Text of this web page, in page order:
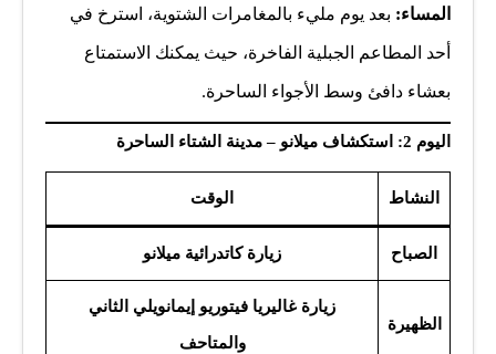
المساء: بعد يوم مليء بالمغامرات الشتوية، استرخ في
أحد المطاعم الجبلية الفاخرة، حيث يمكنك الاستمتاع
بعشاء دافئ وسط الأجواء الساحرة.
اليوم 2: استكشاف ميلانو – مدينة الشتاء الساحرة
الوقت النشاط
زيارة كاتدرائية ميلانو الصباح
زيارة غاليريا فيتوريو إيمانويلي الثاني
والمتاحف
الظهيرة